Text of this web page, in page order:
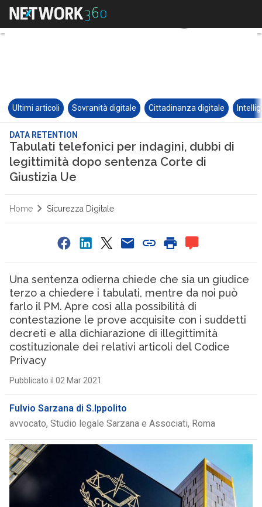
Ultimi articoli Sovranità digitale Cittadinanza digitale
DATA RETENTION
Tabulati telefonici per indagini, dubbi di
legittimità dopo sentenza Corte di
Giustizia Ue
Home Sicurezza Digitale
Una sentenza odierna chiede che sia un giudice
terzo a chiedere i tabulati, mentre da noi può
farlo il PM. Apre così alla possibilità di
contestazione le prove acquisite con i suddetti
decreti e alla dichiarazione di illegittimità
costituzionale dei relativi articoli del Codice
Privacy
Pubblicato il 02 Mar 2021
Fulvio Sarzana di S.Ippolito
avvocato, Studio legale Sarzana e Associati, Roma